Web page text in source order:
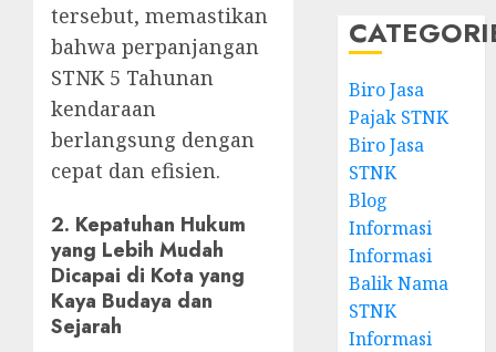
tersebut, memastikan
bahwa perpanjangan
STNK 5 Tahunan
kendaraan
berlangsung dengan
cepat dan efisien.
2. Kepatuhan Hukum
yang Lebih Mudah
Dicapai di Kota yang
Kaya Budaya dan
Sejarah
Biro Jasa
Pajak STNK
Biro Jasa
STNK
Blog
Informasi
Informasi
Balik Nama
STNK
Informasi